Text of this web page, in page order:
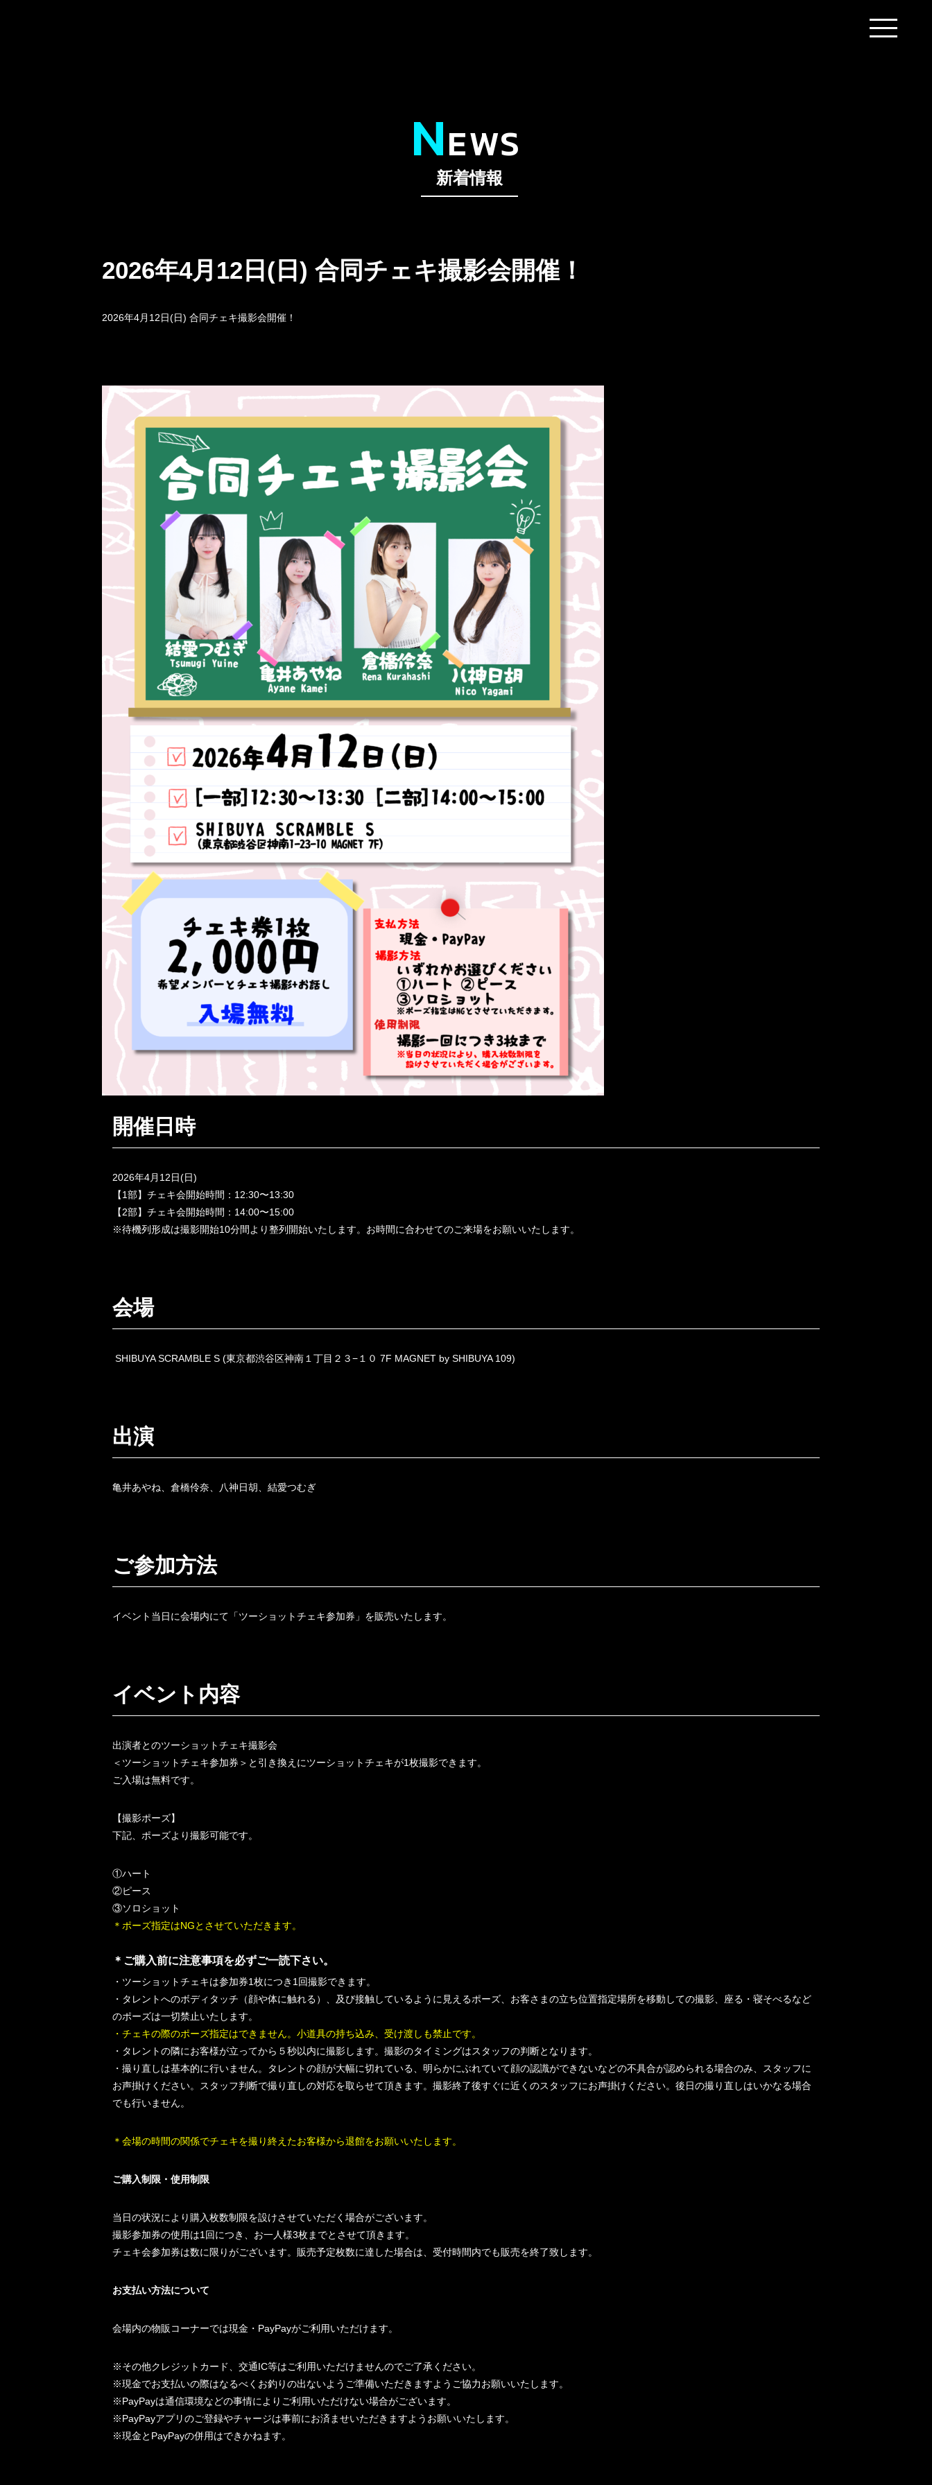
NEWS
新着情報
2026年4月12日(日) 合同チェキ撮影会開催！
2026年4月12日(日) 合同チェキ撮影会開催！
開催日時
2026年4月12日(日)
【1部】チェキ会開始時間：12:30〜13:30
【2部】チェキ会開始時間：14:00〜15:00
※待機列形成は撮影開始10分間より整列開始いたします。お時間に合わせてのご来場をお願いいたします。
会場
SHIBUYA SCRAMBLE S (東京都渋谷区神南１丁目２３−１０ 7F MAGNET by SHIBUYA 109)
出演
亀井あやね、倉橋伶奈、八神日胡、結愛つむぎ
ご参加方法
イベント当日に会場内にて「ツーショットチェキ参加券」を販売いたします。
イベント内容
出演者とのツーショットチェキ撮影会
＜ツーショットチェキ参加券＞と引き換えにツーショットチェキが1枚撮影できます。
ご入場は無料です。
【撮影ポーズ】
下記、ポーズより撮影可能です。
①ハート
②ピース
③ソロショット
＊ポーズ指定はNGとさせていただきます。
＊ご購入前に注意事項を必ずご一読下さい。
・ツーショットチェキは参加券1枚につき1回撮影できます。
・タレントへのボディタッチ（顔や体に触れる）、及び接触しているように見えるポーズ、お客さまの立ち位置指定場所を移動しての撮影、座る・寝そべるなど
のポーズは一切禁止いたします。
・チェキの際のポーズ指定はできません。小道具の持ち込み、受け渡しも禁止です。
・タレントの隣にお客様が立ってから５秒以内に撮影します。撮影のタイミングはスタッフの判断となります。
・撮り直しは基本的に行いません。タレントの顔が大幅に切れている、明らかにぶれていて顔の認識ができないなどの不具合が認められる場合のみ、スタッフに
お声掛けください。スタッフ判断で撮り直しの対応を取らせて頂きます。撮影終了後すぐに近くのスタッフにお声掛けください。後日の撮り直しはいかなる場合
でも行いません。
＊会場の時間の関係でチェキを撮り終えたお客様から退館をお願いいたします。
ご購入制限・使用制限
当日の状況により購入枚数制限を設けさせていただく場合がございます。
撮影参加券の使用は1回につき、お一人様3枚までとさせて頂きます。
チェキ会参加券は数に限りがございます。販売予定枚数に達した場合は、受付時間内でも販売を終了致します。
お支払い方法について
会場内の物販コーナーでは現金・PayPayがご利用いただけます。
※その他クレジットカード、交通IC等はご利用いただけませんのでご了承ください。
※現金でお支払いの際はなるべくお釣りの出ないようご準備いただきますようご協力お願いいたします。
※PayPayは通信環境などの事情によりご利用いただけない場合がございます。
※PayPayアプリのご登録やチャージは事前にお済ませいただきますようお願いいたします。
※現金とPayPayの併用はできかねます。